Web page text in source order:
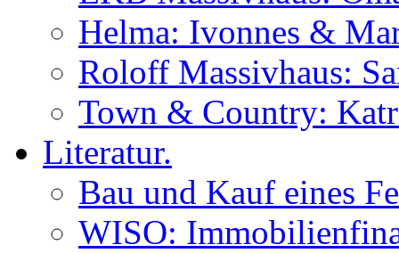
Helma: Ivonnes &
Roloff Massivhaus:
Town & Country:
Literatur.
Bau und Kauf eines
WISO: